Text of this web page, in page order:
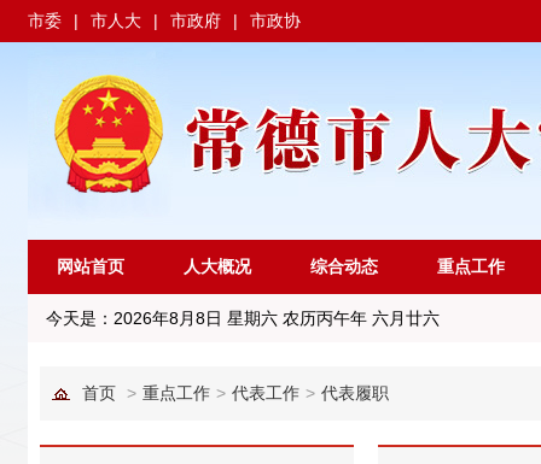
市委 | 市人大 | 市政府 | 市政协
网站首页 人大概况 综合动态 重点工作
今天是： 2026年8月8日 星期六 农历丙午年 六月廿六
首页 > 重点工作 > 代表工作 > 代表履职